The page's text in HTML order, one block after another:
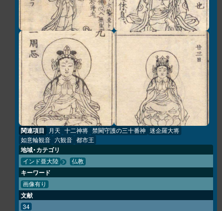
関連項目 月天 十二神将 禁闕守護の三十番神 迷企羅大将
如意輪観音 六観音 都市王
地域・カテゴリ
インド亜大陸 仏教
キーワード
画像有り
文献
34